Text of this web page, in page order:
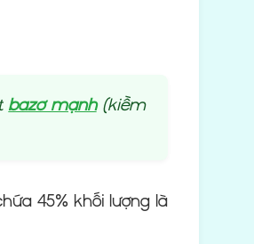
bazơ mạnh(kiềm
45% khối lượng là